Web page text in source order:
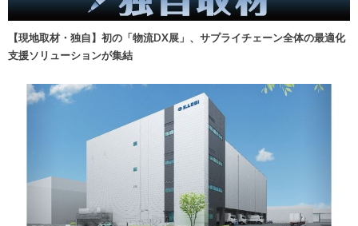
【現地取材・独自】初の「物流DX展」、サプライチェーン全体の最適化
支援ソリューションが集結